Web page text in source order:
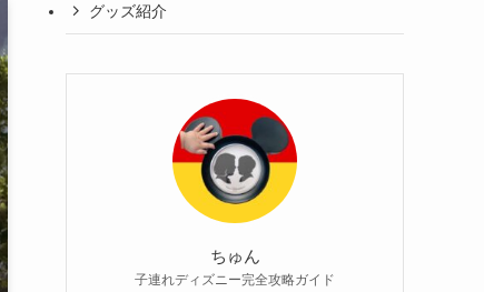
グッズ紹介
ちゅん
子連れディズニー完全攻略ガイド